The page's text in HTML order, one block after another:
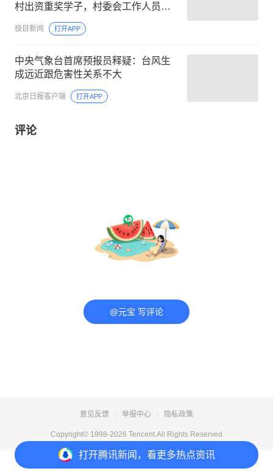
打开腾讯新闻，看更多热点资讯
村出资重奖学子，村委会工作人员：
今年首次实行，申报本月底截止
极目新闻 打开APP
中央气象台首席预报员释疑：台风生
成远近跟危害性关系不大
北京日报客户端 打开APP
评论
@元宝 写评论
意见反馈 举报中心 隐私政策
Copyright© 1998-2026 Tencent.All Rights Reserved